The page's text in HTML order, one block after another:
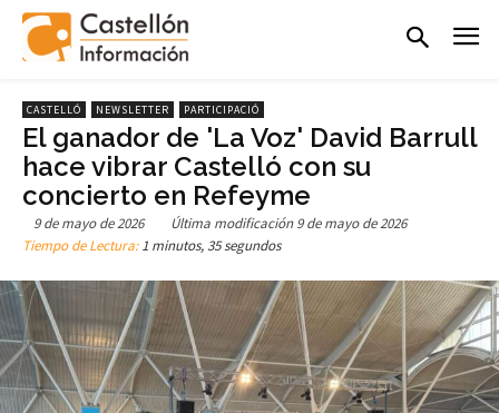
CASTELLÓ NEWSLETTER PARTICIPACIÓ
El ganador de 'La Voz' David Barrull
hace vibrar Castelló con su
concierto en Refeyme
9 de mayo de 2026 Última modificación 9 de mayo de 2026
Tiempo de Lectura:1 minutos, 35 segundos